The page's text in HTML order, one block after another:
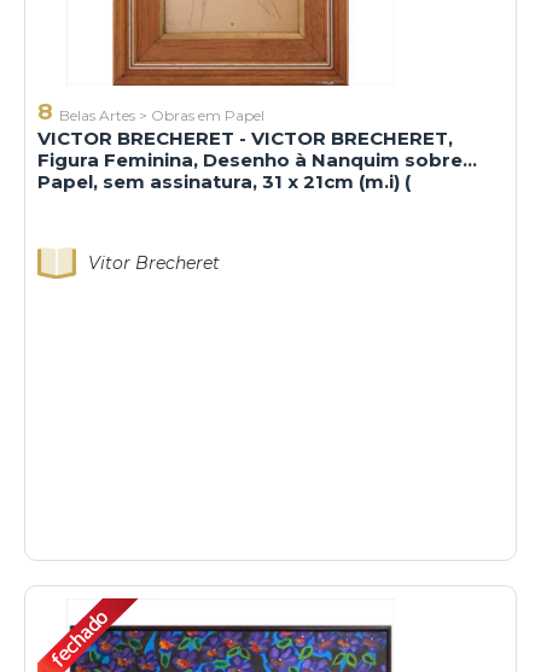
8 Belas Artes > Obras em Papel
VICTOR BRECHERET - VICTOR BRECHERET,
Figura Feminina, Desenho à Nanquim sobre
Papel, sem assinatura, 31 x 21cm (m.i) (
Vitor Brecheret